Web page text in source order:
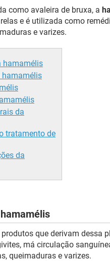
como avaleira de bruxa, a
e é utilizada como
e varizes.
hamamélis
hamamélis
da
tratamento de
da
que derivam dessa
má circulação
queimaduras e varizes.